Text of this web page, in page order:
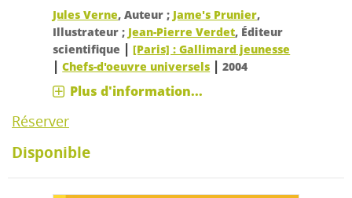
Jules Verne, Auteur ; Jame's Prunier,
Illustrateur ; Jean-Pierre Verdet, Éditeur
scientifique |[Paris] : Gallimard jeunesse
|Chefs-d'oeuvre universels |2004
Plus d'information...
Réserver
Disponible